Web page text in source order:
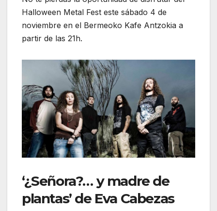
Halloween Metal Fest este sábado 4 de
noviembre en el Bermeoko Kafe Antzokia a
partir de las 21h.
‘¿Señora?… y madre de
plantas’ de Eva Cabezas